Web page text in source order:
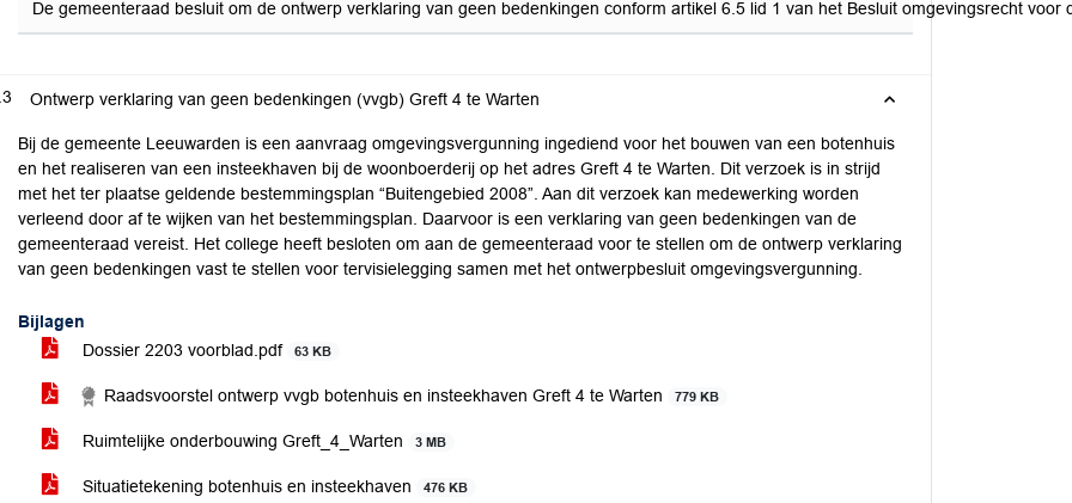
De gemeenteraad besluit om de ontwerp verklaring van geen bedenkingen conform artikel 6.5 lid 1 van het Besluit omgevingsrecht
Ontwerp verklaring van geen bedenkingen (vvgb) Greft 4 te Warten
Bij de gemeente Leeuwarden is een aanvraag omgevingsvergunning ingediend voor het bouwen van een botenhuis
en het realiseren van een insteekhaven bij de woonboerderij op het adres Greft 4 te Warten. Dit verzoek is in strijd
met het ter plaatse geldende bestemmingsplan “Buitengebied 2008”. Aan dit verzoek kan medewerking worden
verleend door af te wijken van het bestemmingsplan. Daarvoor is een verklaring van geen bedenkingen van de
gemeenteraad vereist. Het college heeft besloten om aan de gemeenteraad voor te stellen om de ontwerp verklaring
van geen bedenkingen vast te stellen voor tervisielegging samen met het ontwerpbesluit omgevingsvergunning.
Bijlagen
Dossier 2203 voorblad.pdf
63 KB
Raadsvoorstel ontwerp vvgb botenhuis en insteekhaven Greft 4 te Warten 779 KB
Ruimtelijke onderbouwing Greft_4_Warten 3 MB
Situatietekening botenhuis en insteekhaven 476 KB